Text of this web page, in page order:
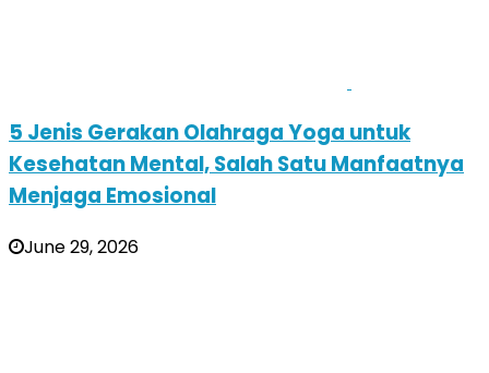
5 Jenis Gerakan Olahraga Yoga untuk
Kesehatan Mental, Salah Satu Manfaatnya
Menjaga Emosional
June 29, 2026